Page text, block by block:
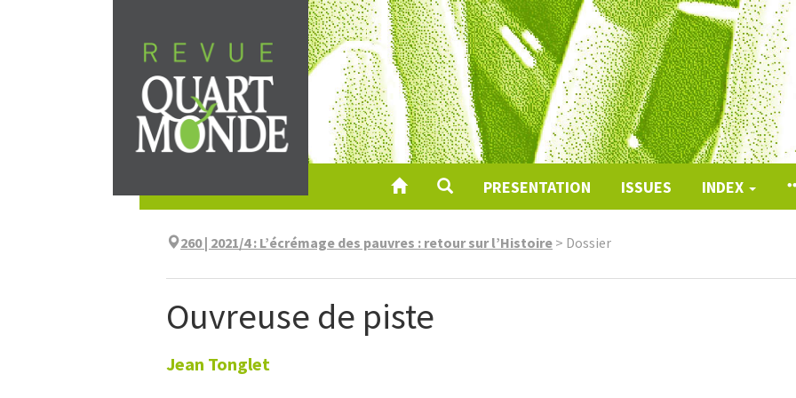
content
PRESENTATION ISSUES INDEX
260 | 2021/4: L’écrémage des pauvres : retour sur l’Histoire > Dossier
Ouvreuse de piste
Jean Tonglet